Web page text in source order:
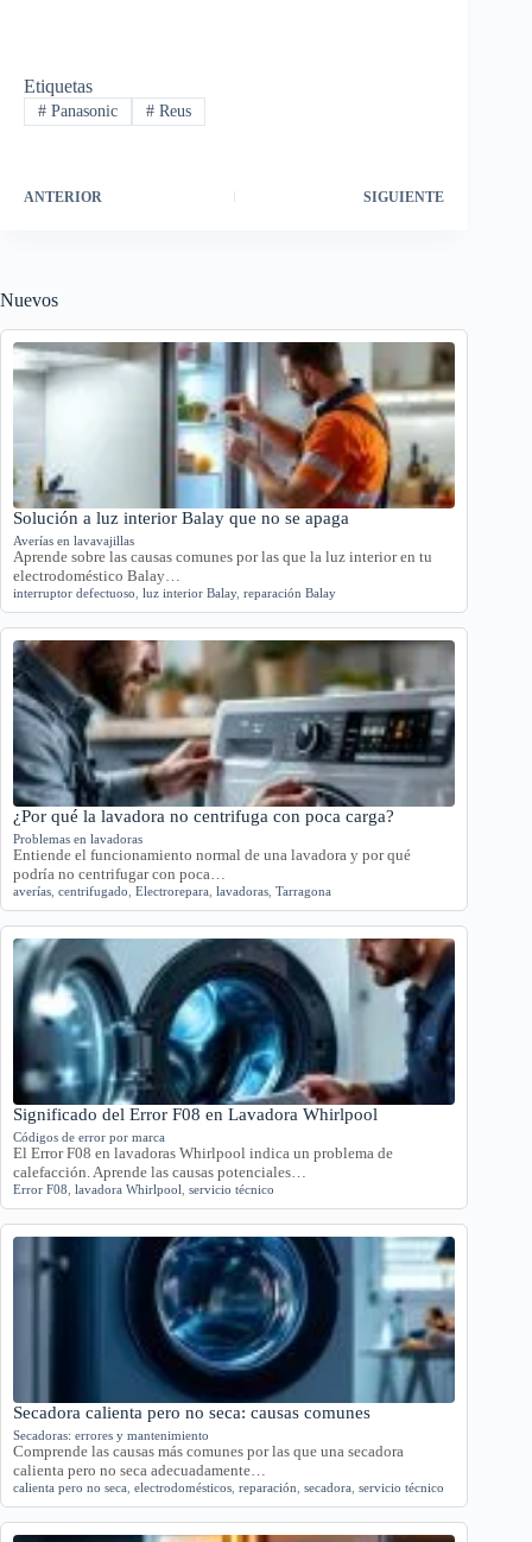
Etiquetas
#Panasonic #Reus
ANTERIOR SIGUIENTE
Nuevos
Solución a luz interior Balay que no se apaga
Averías en lavavajillas
Aprende sobre las causas comunes por las que la luz interior en tu
electrodoméstico Balay…
interruptor defectuoso luz interior Balay, reparación Balay
¿Por qué la lavadora no centrifuga con poca carga?
Problemas en lavadoras
Entiende el funcionamiento normal de una lavadora y por qué
podría no centrifugar con poca…
averías centrifugado Electrorepara lavadoras Tarragona
Significado del Error F08 en Lavadora Whirlpool
Códigos de error por marca
El Error F08 en lavadoras Whirlpool indica un problema de
calefacción. Aprende las causas potenciales…
Error F08 lavadora Whirlpool servicio técnico
Secadora calienta pero no seca: causas comunes
Secadoras: errores y mantenimiento
Comprende las causas más comunes por las que una secadora
calienta pero no seca adecuadamente…
calienta pero no seca electrodomésticos reparación secadora servicio técnico